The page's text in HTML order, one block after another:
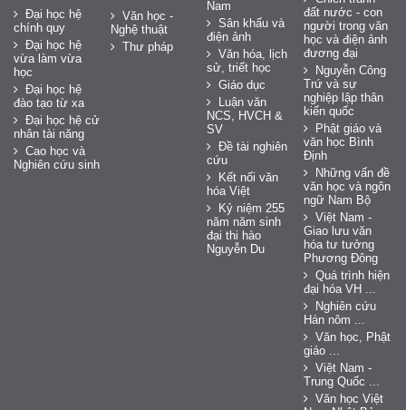
Đại học hệ
chính quy
Đại học hệ
vừa làm vừa
học
Đại học hệ
đào tạo từ xa
Đại học hệ cử
nhân tài năng
Cao học và
Nghiên cứu sinh
Văn học -
Nghệ thuật
Thư pháp
Nam
Sân khấu và
điện ảnh
Văn hóa, lịch
sử, triết học
Giáo dục
Luận văn
NCS, HVCH &
SV
Đề tài nghiên
cứu
Kết nối văn
hóa Việt
Kỷ niệm 255
năm năm sinh
đại thi hào
Nguyễn Du
đất nước - con
người trong văn
học và điện ảnh
đương đại
Nguyễn Công
Trứ và sự
nghiệp lập thân
kiến quốc
Phật giáo và
văn học Bình
Định
Những vấn đề
văn học và ngôn
ngữ Nam Bộ
Việt Nam -
Giao lưu văn
hóa tư tưởng
Phương Đông
Quá trình hiện
đại hóa VH ...
Nghiên cứu
Hán nôm ...
Văn học, Phật
giáo ...
Việt Nam -
Trung Quốc ...
Văn học Việt